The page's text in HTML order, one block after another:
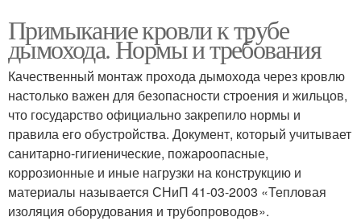
Примыкание кровли к трубе
дымохода. Нормы и требования
Качественный монтаж прохода дымохода через кровлю
настолько важен для безопасности строения и жильцов,
что государство официально закрепило нормы и
правила его обустройства. Документ, который учитывает
санитарно-гигиенические, пожароопасные,
коррозионные и иные нагрузки на конструкцию и
материалы называется СНиП 41-03-2003 «Тепловая
изоляция оборудования и трубопроводов».